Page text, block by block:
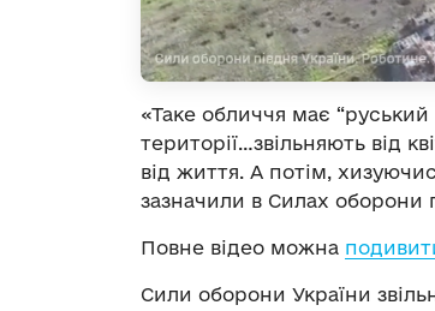
«Таке обличчя має “руський
території…звільняють від
від життя. А потім,
зазначили в Силах оборони
Повне відео можна
Сили оборони України